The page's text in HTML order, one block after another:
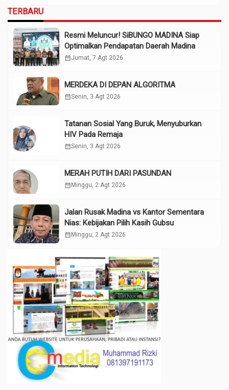
TERBARU
Resmi Meluncur! SiBUNGO MADINA Siap
Optimalkan Pendapatan Daerah Madina
calendar_monthJumat, 7 Agt 2026
MERDEKA DI DEPAN ALGORITMA
calendar_monthSenin, 3 Agt 2026
Tatanan Sosial Yang Buruk, Menyuburkan
HIV Pada Remaja
calendar_monthSenin, 3 Agt 2026
MERAH PUTIH DARI PASUNDAN
calendar_month Minggu, 2 Agt 2026
Jalan Rusak Madina vs Kantor Sementara
Nias: Kebijakan Pilih Kasih Gubsu
calendar_month Minggu, 2 Agt 2026